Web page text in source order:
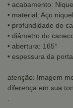
• acabamento:
• material: Aço
• profundidade do
• diâmetro do
• abertura: 165°
• espessura da
atenção: Imagem
diferença em sua